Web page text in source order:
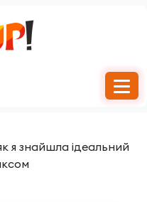
я знайшла ідеальний